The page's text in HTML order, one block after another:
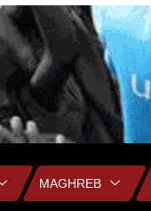
MAGHREB